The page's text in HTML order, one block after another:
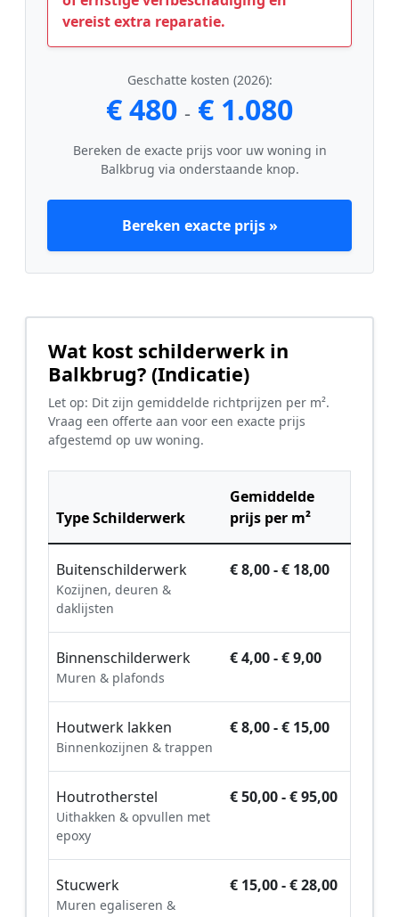
vereist extra reparatie.
Geschatte kosten (2026):
€ 480 - € 1.080
Bereken de exacte prijs voor uw woning in
Balkbrug via onderstaande knop.
Bereken exacte prijs »
Wat kost schilderwerk in
Balkbrug? (Indicatie)
Let op: Dit zijn gemiddelde richtprijzen per m².
Vraag een offerte aan voor een exacte prijs
afgestemd op uw woning.
Type Schilderwerk
Gemiddelde
prijs per m²
Buitenschilderwerk
Kozijnen, deuren &
daklijsten
€ 8,00 - € 18,00
Binnenschilderwerk
Muren & plafonds
€ 4,00 - € 9,00
Houtwerk lakken
Binnenkozijnen & trappen
€ 8,00 - € 15,00
Houtrotherstel
Uithakken & opvullen met
epoxy
€ 50,00 - € 95,00
Stucwerk
Muren egaliseren &
€ 15,00 - € 28,00